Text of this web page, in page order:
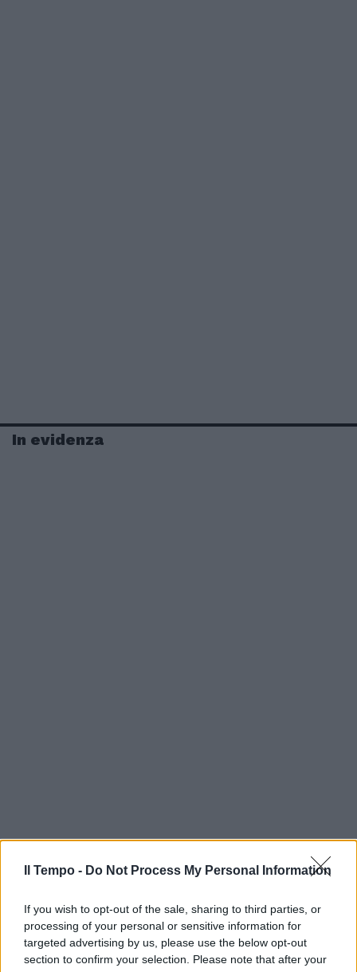
Il Tempo - Do Not Process My Personal Information
If you wish to opt-out of the sale, sharing to third parties, or
processing of your personal or sensitive information for
targeted advertising by us, please use the below opt-out
section to confirm your selection. Please note that after your
In evidenza